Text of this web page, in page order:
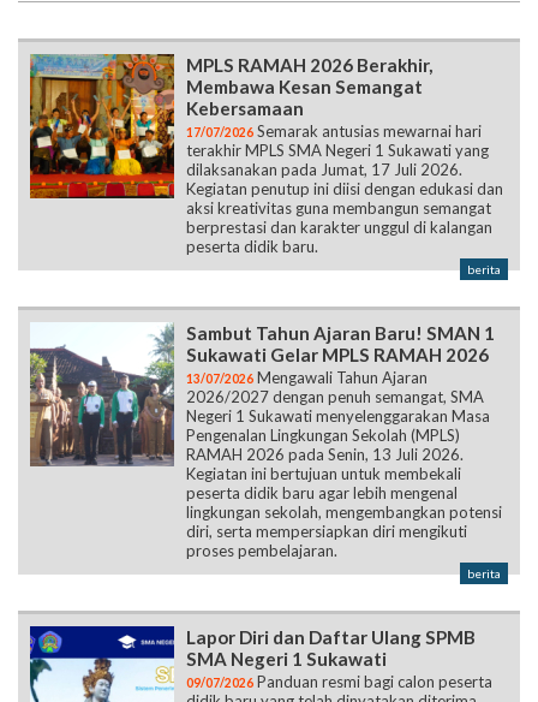
MPLS RAMAH 2026 Berakhir,
Membawa Kesan Semangat
Kebersamaan
17/07/2026 Semarak antusias mewarnai hari
terakhir MPLS SMA Negeri 1 Sukawati yang
dilaksanakan pada Jumat, 17 Juli 2026.
Kegiatan penutup ini diisi dengan edukasi dan
aksi kreativitas guna membangun semangat
berprestasi dan karakter unggul di kalangan
peserta didik baru.
berita
Sambut Tahun Ajaran Baru! SMAN 1
Sukawati Gelar MPLS RAMAH 2026
13/07/2026 Mengawali Tahun Ajaran
2026/2027 dengan penuh semangat, SMA
Negeri 1 Sukawati menyelenggarakan Masa
Pengenalan Lingkungan Sekolah (MPLS)
RAMAH 2026 pada Senin, 13 Juli 2026.
Kegiatan ini bertujuan untuk membekali
peserta didik baru agar lebih mengenal
lingkungan sekolah, mengembangkan potensi
diri, serta mempersiapkan diri mengikuti
proses pembelajaran.
berita
Lapor Diri dan Daftar Ulang SPMB
SMA Negeri 1 Sukawati
09/07/2026 Panduan resmi bagi calon peserta